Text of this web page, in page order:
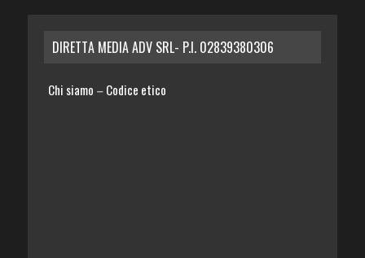
DIRETTA MEDIA ADV SRL- P.I. 02839380306
Chi siamo – Codice etico